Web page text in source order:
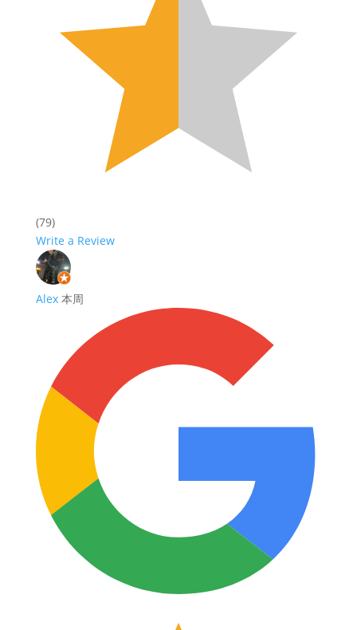
(79)
Write a Review
Alex 本周